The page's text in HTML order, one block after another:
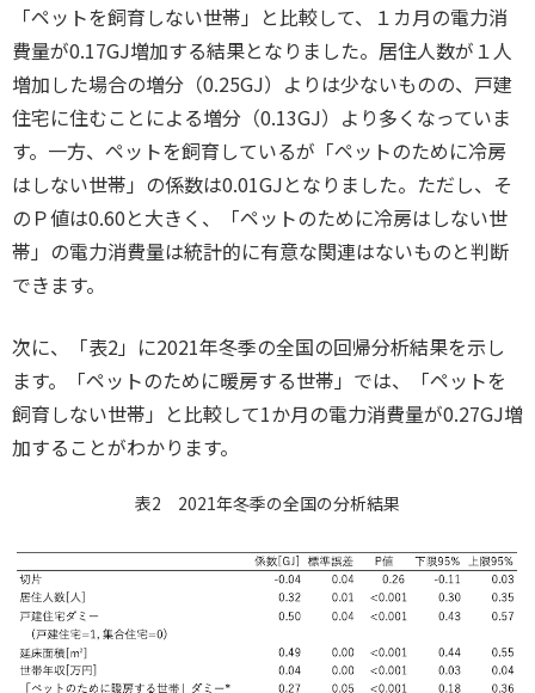
「ペットを飼育しない世帯」と比較して、１カ月の電力消
費量が0.17GJ増加する結果となりました。居住人数が１人
増加した場合の増分（0.25GJ）よりは少ないものの、戸建
住宅に住むことによる増分（0.13GJ）より多くなっていま
す。一方、ペットを飼育しているが「ペットのために冷房
はしない世帯」の係数は0.01GJとなりました。ただし、そ
のＰ値は0.60と大きく、「ペットのために冷房はしない世
帯」の電力消費量は統計的に有意な関連はないものと判断
できます。
次に、「表2」に2021年冬季の全国の回帰分析結果を示し
ます。「ペットのために暖房する世帯」では、「ペットを
飼育しない世帯」と比較して1か月の電力消費量が0.27GJ増
加することがわかります。
表2 2021年冬季の全国の分析結果